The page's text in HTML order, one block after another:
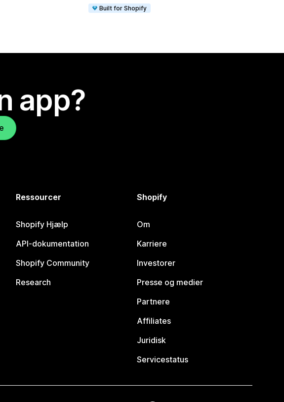
Built for Shopify
app?
Ressourcer
Shopify Hjælp
API-dokumentation
Shopify Community
Research
Shopify
Om
Karriere
Investorer
Presse og medier
Partnere
Affiliates
Juridisk
Servicestatus